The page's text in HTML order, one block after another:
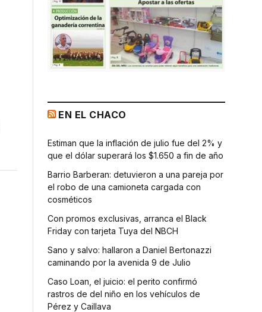
EN EL CHACO
Estiman que la inflación de julio fue del 2% y
que el dólar superará los $1.650 a fin de año
Barrio Barberan: detuvieron a una pareja por
el robo de una camioneta cargada con
cosméticos
Con promos exclusivas, arranca el Black
Friday con tarjeta Tuya del NBCH
Sano y salvo: hallaron a Daniel Bertonazzi
caminando por la avenida 9 de Julio
Caso Loan, el juicio: el perito confirmó
rastros de del niño en los vehículos de
Pérez y Caillava